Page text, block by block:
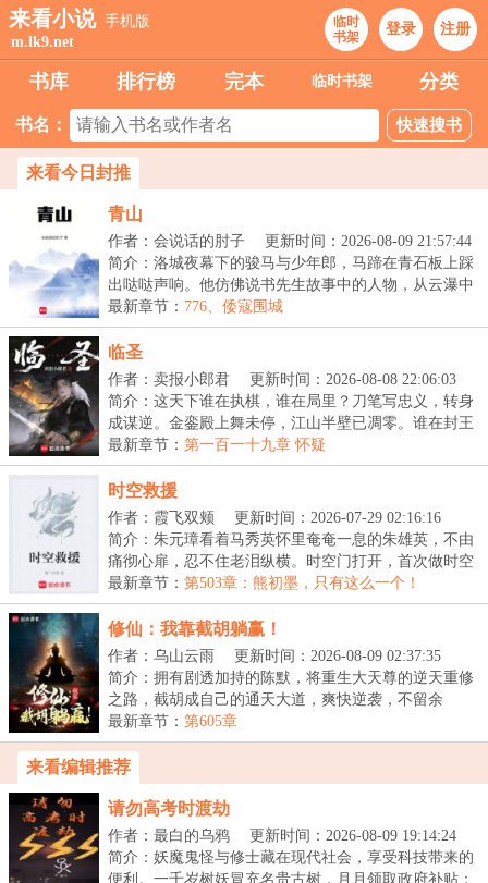
来看小说 手机版
m.lk9.net
临时
书架
登录 注册
书库 排行榜 完本 临时书架 分类
书名：
来看今日封推
青山
作者：会说话的肘子
更新时间：2026-08-09 21:57:44
简介：洛城夜幕下的骏马与少年郎，马蹄在青石板上踩
出哒哒声响。他仿佛说书先生故事中的人物，从云瀑中
来...
最新章节： 776、倭寇围城
临圣
作者：卖报小郎君
更新时间：2026-08-08 22:06:03
简介：这天下谁在执棋，谁在局里？刀笔写忠义，转身
成谋逆。金銮殿上舞未停，江山半壁已凋零。谁在封王
拜...
最新章节： 第一百一十九章 怀疑
时空救援
作者：霞飞双颊
更新时间：2026-07-29 02:16:16
简介：朱元璋看着马秀英怀里奄奄一息的朱雄英，不由
痛彻心扉，忍不住老泪纵横。时空门打开，首次做时空
救...
最新章节： 第503章：熊初墨，只有这么一个！
修仙：我靠截胡躺赢！
作者：乌山云雨
更新时间：2026-08-09 02:37:35
简介：拥有剧透加持的陈默，将重生大天尊的逆天重修
之路，截胡成自己的通天大道，爽快逆袭，不留余
地！“...
最新章节： 第605章
来看编辑推荐
请勿高考时渡劫
作者：最白的乌鸦
更新时间：2026-08-09 19:14:24
简介：妖魔鬼怪与修士藏在现代社会，享受科技带来的
便利。一千岁树妖冒充名贵古树，月月领取政府补贴；